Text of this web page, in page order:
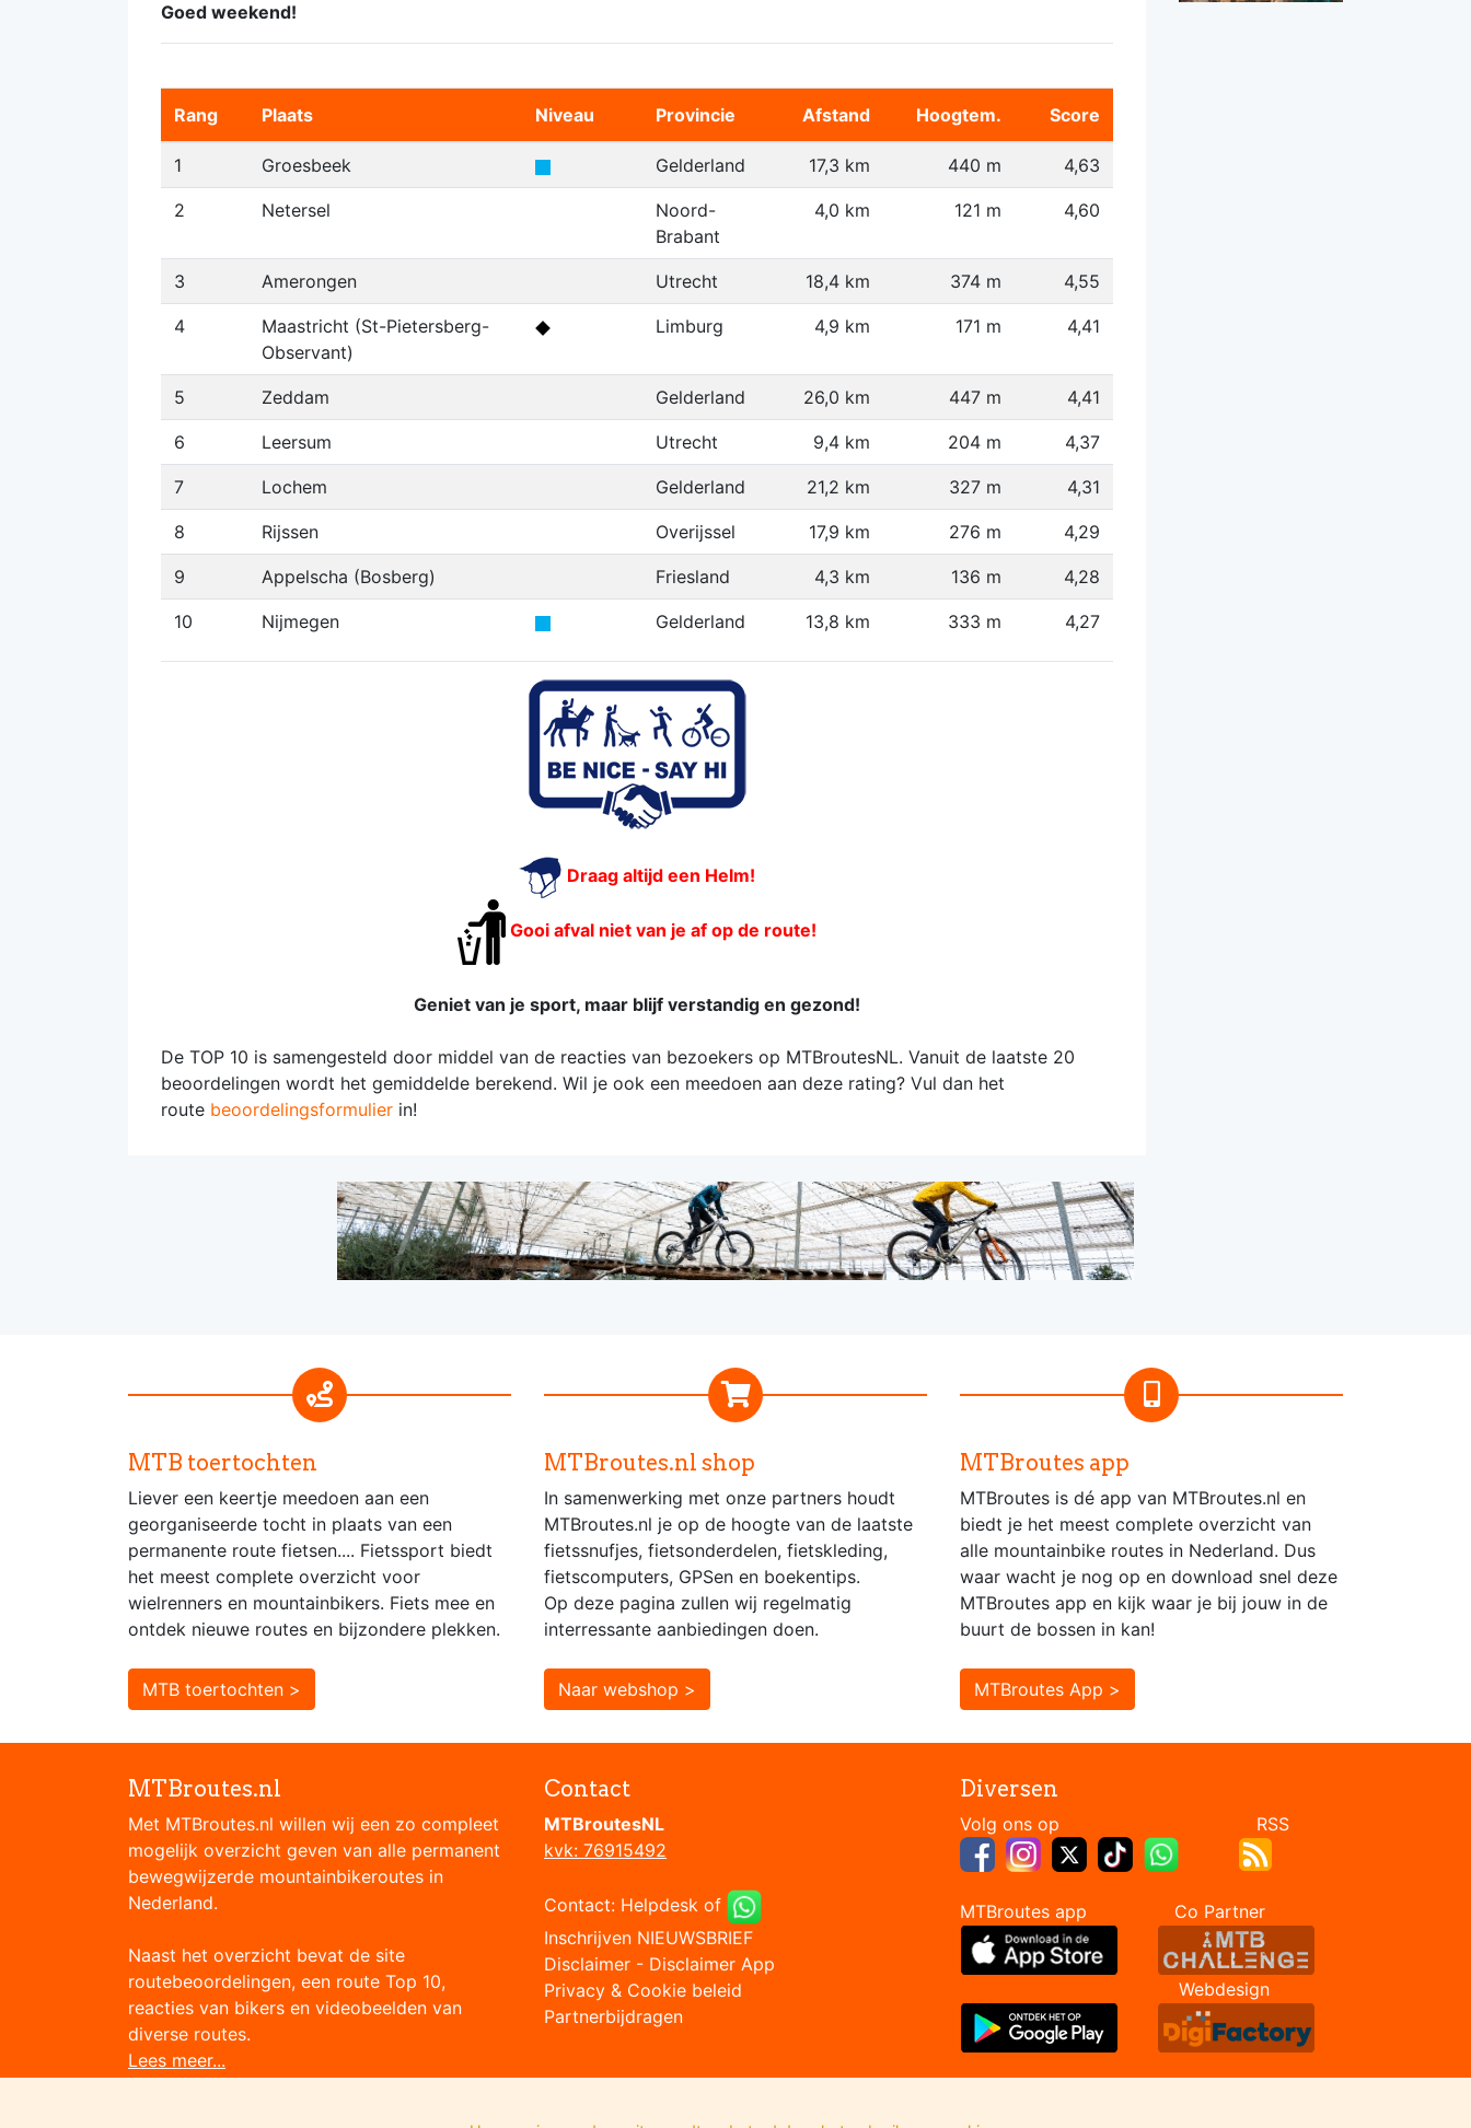
Goed weekend!
Rang Plaats Niveau Provincie Afstand Hoogtem. Score
1 Groesbeek Gelderland 17,3 km 440 m 4,63
2 Netersel
Noord-
Brabant
4,0 km 121 m 4,60
3 Amerongen Utrecht 18,4 km 374 m 4,55
4
Maastricht (St-Pietersberg-
Observant)
Limburg 4,9 km 171 m 4,41
5 Zeddam Gelderland 26,0 km 447 m 4,41
6 Leersum Utrecht 9,4 km 204 m 4,37
7 Lochem Gelderland 21,2 km 327 m 4,31
8 Rijssen Overijssel 17,9 km 276 m 4,29
9 Appelscha (Bosberg) Friesland 4,3 km 136 m 4,28
10 Nijmegen Gelderland 13,8 km 333 m 4,27
Draag altijd een Helm!
Gooi afval niet van je af op de route!
Geniet van je sport, maar blijf verstandig en gezond!
De TOP 10 is samengesteld door middel van de reacties van bezoekers op MTBroutesNL. Vanuit de laatste 20
beoordelingen wordt het gemiddelde berekend. Wil je ook een meedoen aan deze rating? Vul dan het
route beoordelingsformulier in!
MTB toertochten
Liever een keertje meedoen aan een
georganiseerde tocht in plaats van een
permanente route fietsen.... Fietssport biedt
het meest complete overzicht voor
wielrenners en mountainbikers. Fiets mee en
ontdek nieuwe routes en bijzondere plekken.
MTB toertochten >
MTBroutes.nl shop
In samenwerking met onze partners houdt
MTBroutes.nl je op de hoogte van de laatste
fietssnufjes, fietsonderdelen, fietskleding,
fietscomputers, GPSen en boekentips.
Op deze pagina zullen wij regelmatig
interressante aanbiedingen doen.
Naar webshop >
MTBroutes app
MTBroutes is dé app van MTBroutes.nl en
biedt je het meest complete overzicht van
alle mountainbike routes in Nederland. Dus
waar wacht je nog op en download snel deze
MTBroutes app en kijk waar je bij jouw in de
buurt de bossen in kan!
MTBroutes App >
MTBroutes.nl
Met MTBroutes.nl willen wij een zo compleet
mogelijk overzicht geven van alle permanent
bewegwijzerde mountainbikeroutes in
Nederland.
Naast het overzicht bevat de site
routebeoordelingen, een route Top 10,
reacties van bikers en videobeelden van
diverse routes.
Lees meer...
Contact
MTBroutesNL
kvk: 76915492
Contact: Helpdesk of
Inschrijven NIEUWSBRIEF
Disclaimer - Disclaimer App
Privacy & Cookie beleid
Partnerbijdragen
Diversen
Volg ons op RSS
MTBroutes app Co Partner
Webdesign